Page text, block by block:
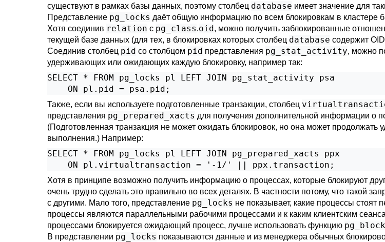
существуют в рамках базы данных, поэтому столбец database имеет значение для
Представление pg_locks даёт общую информацию по всем блокировкам в кластере
Хотя соединив relation с pg_class.oid, можно получить заблокированные
текущей базе данных (для тех, в блокировках которых столбец database содержит
Соединив столбец pid со столбцом pid представления pg_stat_activity, можно
удерживающих или ожидающих каждую блокировку, например так:
SELECT * FROM pg_locks pl LEFT JOIN pg_stat_activity psa
    ON pl.pid = psa.pid;
Также, если вы используете подготовленные транзакции, столбец
представления pg_prepared_xacts для получения дополнительной информации о
(Подготовленная транзакция не может ожидать блокировок, но она может продолжать
выполнения.) Например:
SELECT * FROM pg_locks pl LEFT JOIN pg_prepared_xacts ppx
    ON pl.virtualtransaction = '-1/' || ppx.transaction;
Хотя в принципе возможно получить информацию о процессах, которые блокируют
очень трудно сделать это правильно во всех деталях. В частности потому, что такой
с другими. Мало того, представление pg_locks не показывает, какие процессы стоят
процессы являются параллельными рабочими процессами и к каким клиентским
процессами блокируется ожидающий процесс, лучше использовать функцию
В представлении pg_locks показываются данные и из менеджера обычных